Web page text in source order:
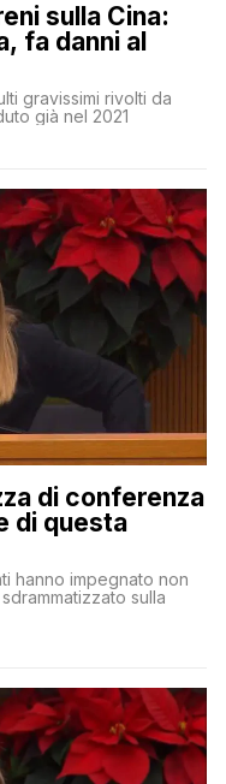
sulla Cina:
fa danni al
gravissimi rivolti da
già nel 2021
di conferenza
di questa
hanno impegnato non
sulla